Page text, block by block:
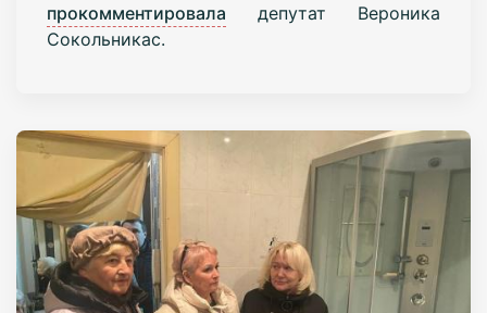
прокомментировала депутат Вероника
Сокольникас.